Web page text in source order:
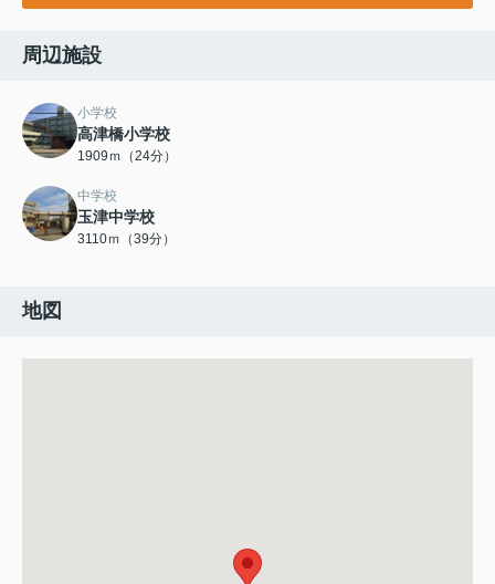
周辺施設
小学校
高津橋小学校
1909ｍ（24分）
中学校
玉津中学校
3110ｍ（39分）
地図